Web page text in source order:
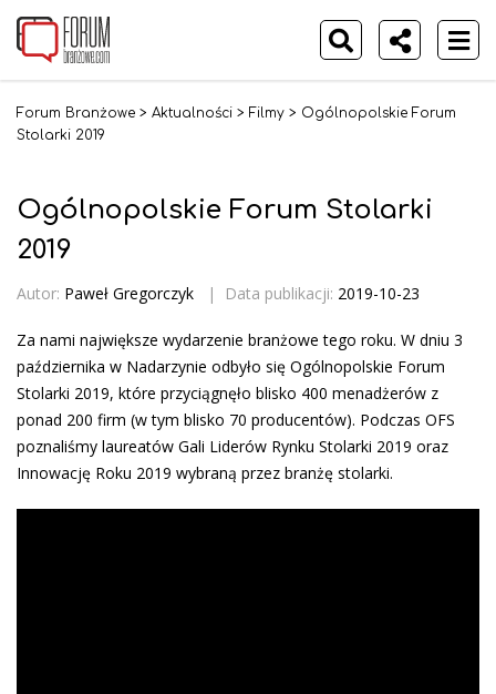
Forum Branżowe > Aktualności > Filmy > Ogólnopolskie Forum
Stolarki 2019
Ogólnopolskie Forum Stolarki
2019
Autor: Paweł Gregorczyk | Data publikacji: 2019-10-23
Za nami największe wydarzenie branżowe tego roku. W dniu 3
października w Nadarzynie odbyło się Ogólnopolskie Forum
Stolarki 2019, które przyciągnęło blisko 400 menadżerów z
ponad 200 firm (w tym blisko 70 producentów). Podczas OFS
poznaliśmy laureatów Gali Liderów Rynku Stolarki 2019 oraz
Innowację Roku 2019 wybraną przez branżę stolarki.